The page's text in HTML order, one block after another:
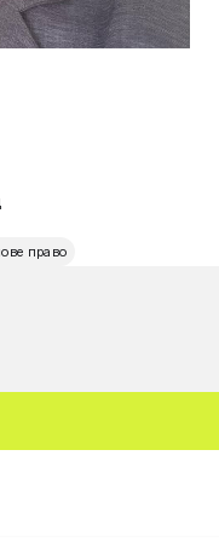
право